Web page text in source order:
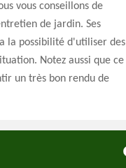
vous conseillons de
de jardin. Ses
la possibilité d'utiliser des
Notez aussi que ce
un très bon rendu de